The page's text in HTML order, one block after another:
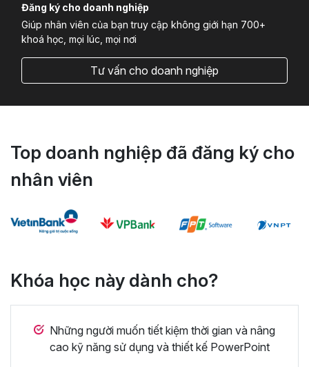
Đăng ký cho doanh nghiệp
Giúp nhân viên của bạn truy cập không giới hạn 700+
khoá học, mọi lúc, mọi nơi
Tư vấn cho doanh nghiệp
Top doanh nghiệp đã đăng ký cho
nhân viên
Khóa học này dành cho?
Những người muốn tiết kiệm thời gian và nâng
cao kỹ năng sử dụng và thiết kế PowerPoint